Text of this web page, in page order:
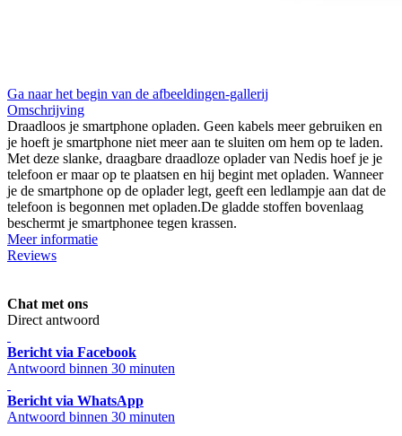
Ga naar het begin van de afbeeldingen-gallerij
Omschrijving
Draadloos je smartphone opladen. Geen kabels meer gebruiken en
je hoeft je smartphone niet meer aan te sluiten om hem op te laden.
Met deze slanke, draagbare draadloze oplader van Nedis hoef je je
telefoon er maar op te plaatsen en hij begint met opladen. Wanneer
je de smartphone op de oplader legt, geeft een ledlampje aan dat de
telefoon is begonnen met opladen.De gladde stoffen bovenlaag
beschermt je smartphonee tegen krassen.
Meer informatie
Reviews
Chat met ons
Direct antwoord
Bericht via Facebook
Antwoord binnen 30 minuten
Bericht via WhatsApp
Antwoord binnen 30 minuten